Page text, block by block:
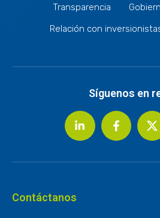
Transparencia
Relación con
Síguenos en
Contáctanos